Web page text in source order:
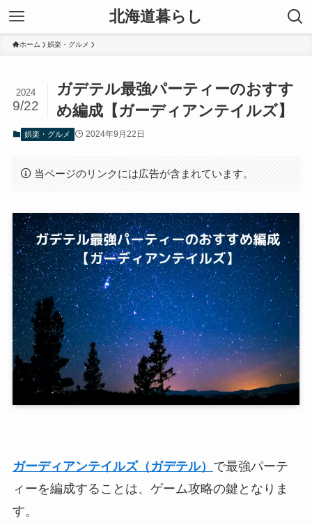
北海道暮らし
ホーム 娯楽・グルメ
ガデテル最強パーティーのおすす
め編成【ガーディアンテイルズ】
2024
9/22
娯楽・グルメ 2024年9月22日
当ページのリンクには広告が含まれています。
ガーディアンテイルズ（ガデテル） で最強パーテ
ィーを編成することは、ゲーム攻略の鍵となりま
す。